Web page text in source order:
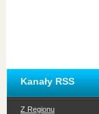
Kanały RSS
Z Regionu